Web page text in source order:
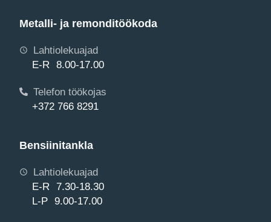
Metalli- ja remonditöökoda
Lahtiolekuajad
E-R 8.00-17.00
Telefon töökojas
+372 766 8291
Bensiinitankla
Lahtiolekuajad
E-R 7.30-18.30
L-P 9.00-17.00